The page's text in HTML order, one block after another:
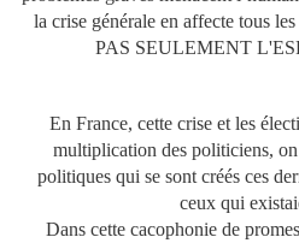
la crise générale en affecte tous
PAS SEULEMENT
En France, cette crise et les
multiplication des politiciens,
politiques qui se sont créés ces
ceux qui
Dans cette cacophonie de